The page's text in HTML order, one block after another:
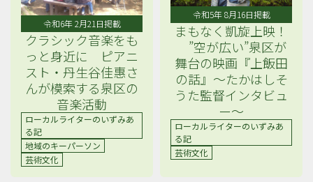
令和6年 2月21日掲載
クラシック音楽をも
っと身近に ピアニ
スト・丹生谷佳惠さ
んが模索する泉区の
音楽活動
ローカルライターのいずみあ
る記
地域のキーパーソン
芸術文化
令和5年 8月16日掲載
まもなく凱旋上映！
”空が広い”泉区が
舞台の映画『上飯田
の話』～たかはしそ
うた監督インタビュ
ー～
ローカルライターのいずみあ
る記
芸術文化